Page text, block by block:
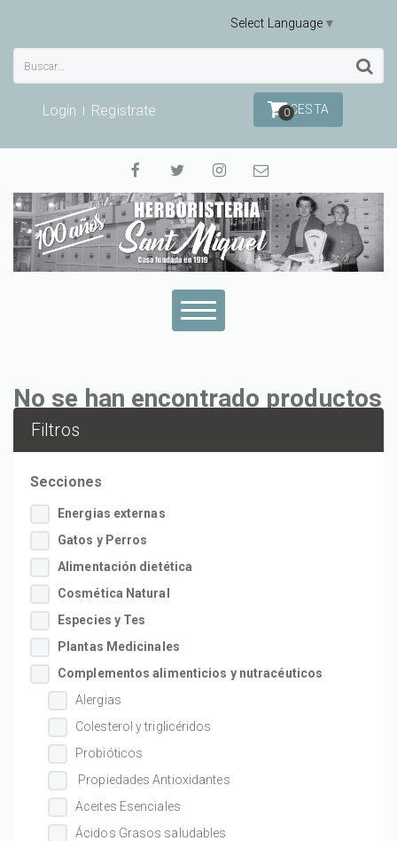
Select Language ▼
Login Registrate 0CESTA
No se han encontrado productos
Filtros
Secciones
Energias externas
Gatos y Perros
Alimentación dietética
Cosmética Natural
Especies y Tes
Plantas Medicinales
Complementos alimenticios y nutracéuticos
Alergias
Colesterol y triglicéridos
Probióticos
Propiedades Antioxidantes
Aceites Esenciales
Ácidos Grasos saludables